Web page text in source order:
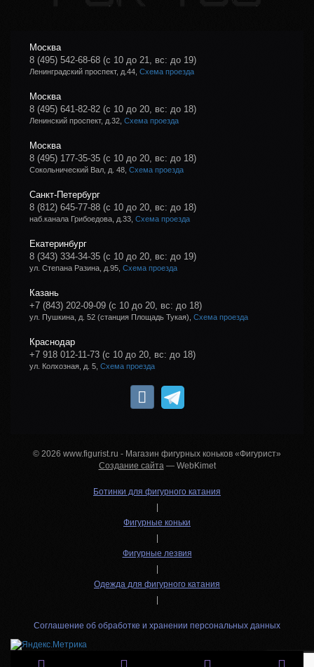
Москва
8 (495) 542-68-68 (с 10 до 21, вс: до 19)
Ленинградский проспект, д.44, Схема проезда
Москва
8 (495) 641-82-82 (с 10 до 20, вс: до 18)
Ленинский проспект, д.32, Схема проезда
Москва
8 (495) 177-35-35 (с 10 до 20, вс: до 18)
Сокольнический Вал, д. 48, Схема проезда
Санкт-Петербург
8 (812) 645-77-88 (с 10 до 20, вс: до 18)
наб.канала Грибоедова, д.33, Схема проезда
Екатеринбург
8 (343) 334-34-35 (с 10 до 20, вс: до 19)
ул. Степана Разина, д.95, Схема проезда
Казань
+7 (843) 202-09-09 (с 10 до 20, вс: до 18)
ул. Пушкина, д. 52 (станция Площадь Тукая), Схема проезда
Краснодар
+7 918 012-11-73 (с 10 до 20, вс: до 18)
ул. Колхозная, д. 5, Схема проезда
© 2026 www.figurist.ru - Магазин фигурных коньков «Фигурист»
Создание сайта — WebKimet
Ботинки для фигурного катания
|
Фигурные коньки
|
Фигурные лезвия
|
Одежда для фигурного катания
|
Соглашение об обработке и хранении персональных данных